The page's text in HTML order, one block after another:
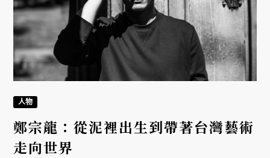
人物
鄭宗龍：從泥裡出生到帶著台灣藝術
走向世界